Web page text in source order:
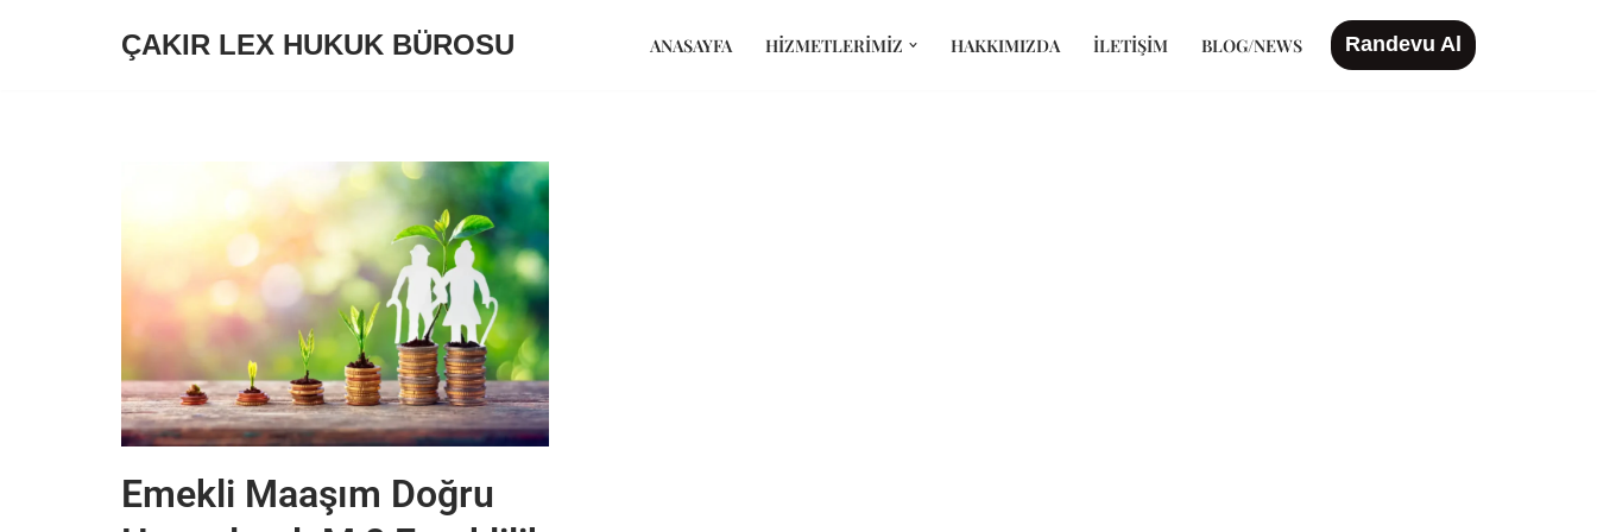
ÇAKIR LEX HUKUK BÜROSU ANASAYFA HIZMETLERIMIZ HAKKIMIZDA İLETIŞIM BLOG/NEWS Randevu Al
Emekli Maaşım Doğru